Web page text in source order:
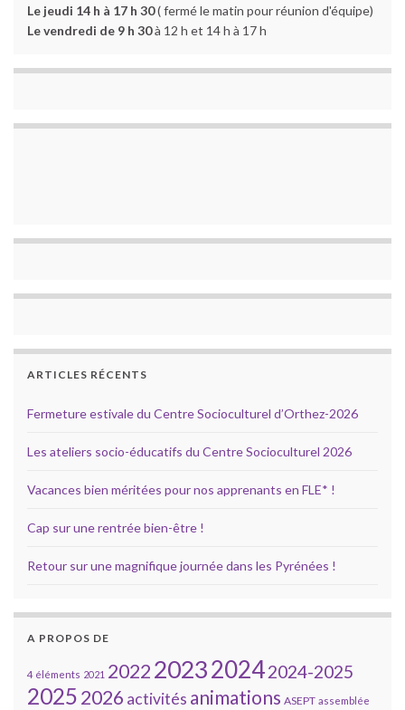
Le jeudi 14 h à 17 h 30( fermé le matin pour réunion d'équipe)
Le vendredi de 9 h 30à 12 h et 14 h à 17 h
ARTICLES RÉCENTS
Fermeture estivale du Centre Socioculturel d’Orthez-2026
Les ateliers socio-éducatifs du Centre Socioculturel 2026
Vacances bien méritées pour nos apprenants en FLE* !
Cap sur une rentrée bien-être !
Retour sur une magnifique journée dans les Pyrénées !
A PROPOS DE
4 éléments 2021 2022202320242024-2025
20252026 activités animations ASEPT assemblée